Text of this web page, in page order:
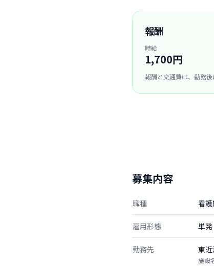
報酬
時給
1,700円
報酬と交通費は、勤務後
募集内容
職種 看護
雇用形態 単
勤務先 東近
施設